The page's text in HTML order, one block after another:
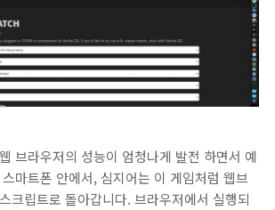
브라우저의 성능이 엄청나게 발전 하면서 예
마트폰 안에서, 심지어는 이 게임처럼 웹브
크립트로 돌아갑니다. 브라우저에서 실행되